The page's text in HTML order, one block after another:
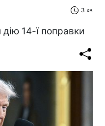
3 хв
дію 14-ї поправки